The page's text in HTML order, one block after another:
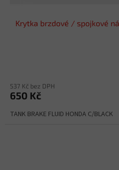
Krytka brzdové / spojkové
537 Kč bez DPH
650 Kč
TANK BRAKE FLUID HONDA C/BLACK